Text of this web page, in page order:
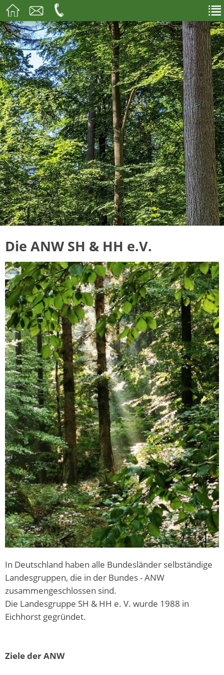
Die ANW SH & HH e.V.
In Deutschland haben alle Bundesländer selbständige
Landesgruppen, die in der Bundes - ANW
zusammengeschlossen sind.
Die Landesgruppe SH & HH e. V. wurde 1988 in
Eichhorst gegründet.
Ziele der ANW